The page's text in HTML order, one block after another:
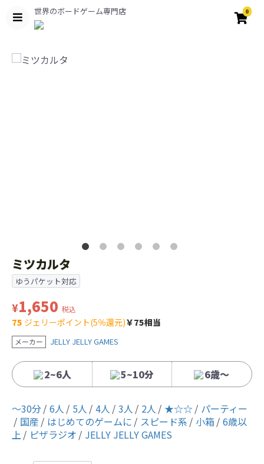
世界のボードゲーム専門店 0
ミツカルタ
ゆうパケット対応
¥1,650 税込
75 ジェリーポイント(5％還元)￥75相当
メーカー JELLY JELLY GAMES
2~6人 5~10分 6歳〜
〜30分 6人 5人 4人 3人 2人 ★☆☆
パーティー
国産
はじめてのゲームに スピード系 小箱 6歳以
上
ピザラジオ JELLY JELLY GAMES